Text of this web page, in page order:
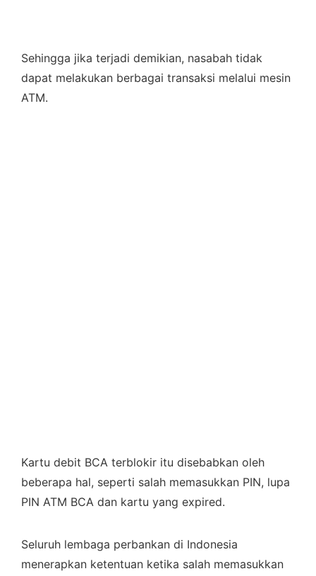
Sehingga jika terjadi demikian, nasabah tidak
dapat melakukan berbagai transaksi melalui mesin
ATM.
Kartu debit BCA terblokir itu disebabkan oleh
beberapa hal, seperti salah memasukkan PIN, lupa
PIN ATM BCA dan kartu yang expired.
Seluruh lembaga perbankan di Indonesia
menerapkan ketentuan ketika salah memasukkan